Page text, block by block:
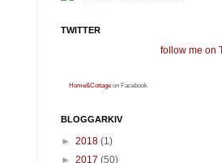
TWITTER
follow me on
Home&Cottage on Facebook
BLOGGARKIV
► 2018 (1)
► 2017 (50)